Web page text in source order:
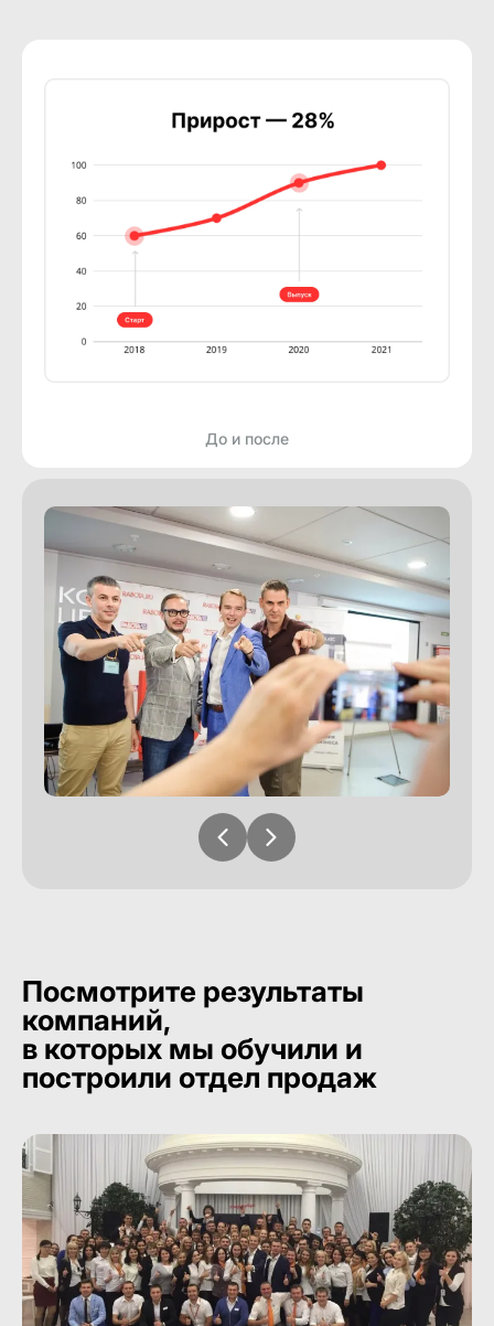
До и после
Посмотрите результаты
компаний,
в которых мы обучили и
построили отдел продаж